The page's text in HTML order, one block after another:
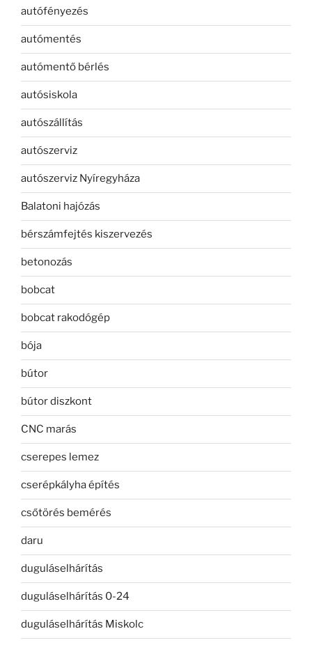
autófényezés
autómentés
autómentő bérlés
autósiskola
autószállítás
autószerviz
autószerviz Nyíregyháza
Balatoni hajózás
bérszámfejtés kiszervezés
betonozás
bobcat
bobcat rakodógép
bója
bútor
bútor diszkont
CNC marás
cserepes lemez
cserépkályha építés
csőtörés bemérés
daru
duguláselhárítás
duguláselhárítás 0-24
duguláselhárítás Miskolc